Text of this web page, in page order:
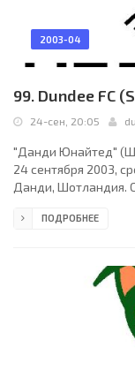
2003-04
99. Dundee FC
24-сен, 20:05
"Данди Юнайтед"
24 сентября 2003,
Данди, Шотландия.
Сливар (Хорватия),
Барри Смит, Ли Мэр,
Лавелл (Гарри
ПОДРОБНЕЕ